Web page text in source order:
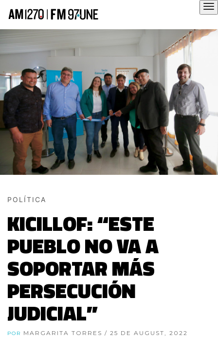
POLÍTICA
KICILLOF: “ESTE
PUEBLO NO VA A
SOPORTAR MÁS
PERSECUCIÓN
JUDICIAL”
POR MARGARITA TORRES / 25 DE AUGUST, 2022